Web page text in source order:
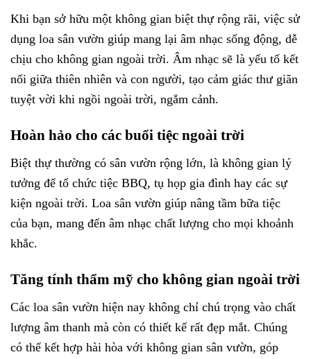
Khi bạn sở hữu một không gian biệt thự rộng rãi, việc sử
dụng loa sân vườn giúp mang lại âm nhạc sống động, dễ
chịu cho không gian ngoài trời. Âm nhạc sẽ là yếu tố kết
nối giữa thiên nhiên và con người, tạo cảm giác thư giãn
tuyệt vời khi ngồi ngoài trời, ngắm cảnh.
Hoàn hảo cho các buổi tiệc ngoài trời
Biệt thự thường có sân vườn rộng lớn, là không gian lý
tưởng để tổ chức tiệc BBQ, tụ họp gia đình hay các sự
kiện ngoài trời. Loa sân vườn giúp nâng tầm bữa tiệc
của bạn, mang đến âm nhạc chất lượng cho mọi khoảnh
khắc.
Tăng tính thẩm mỹ cho không gian ngoài trời
Các loa sân vườn hiện nay không chỉ chú trọng vào chất
lượng âm thanh mà còn có thiết kế rất đẹp mắt. Chúng
có thể kết hợp hài hòa với không gian sân vườn, góp